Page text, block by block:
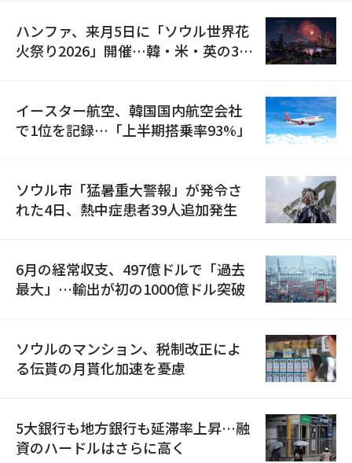
ハンファ、来月5日に「ソウル世界花
火祭り2026」開催…韓・米・英の3カ
イースター航空、韓国国内航空会社
で1位を記録…「上半期搭乗率93%」
ソウル市「猛暑重大警報」が発令さ
れた4日、熱中症患者39人追加発生
6月の経常収支、497億ドルで「過去
最大」…輸出が初の1000億ドル突破
ソウルのマンション、税制改正によ
る伝貰の月貰化加速を憂慮
5大銀行も地方銀行も延滞率上昇…融
資のハードルはさらに高く